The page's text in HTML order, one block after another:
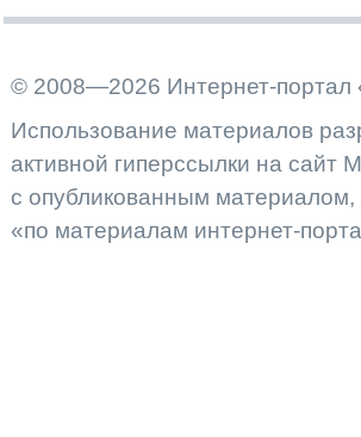
© 2008—2026 Интернет-портал
Использование материалов
активной гиперссылки на сайт
с опубликованным
«по материалам интернет-